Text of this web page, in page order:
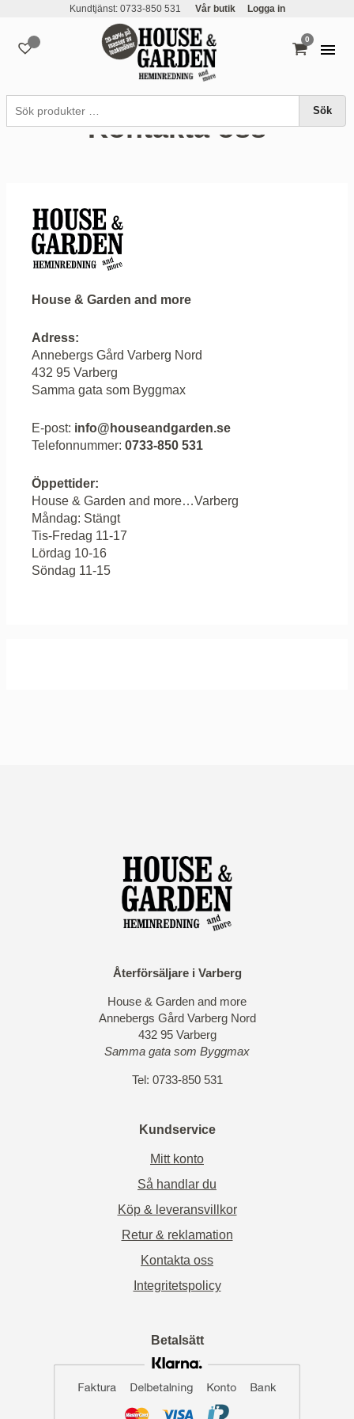
Kundtjänst: 0733-850 531 Vår butik Logga in
Sök
0
varor
Kontakta oss
House & Garden and more
Adress:
Annebergs Gård Varberg Nord
432 95 Varberg
Samma gata som Byggmax
E-post: info@houseandgarden.se
Telefonnummer: 0733-850 531
Öppettider:
House & Garden and more…Varberg
Måndag: Stängt
Tis-Fredag 11-17
Lördag 10-16
Söndag 11-15
Återförsäljare i Varberg
House & Garden and more
Annebergs Gård Varberg Nord
432 95 Varberg
Samma gata som Byggmax
Tel: 0733-850 531
Kundservice
Mitt konto
Så handlar du
Köp & leveransvillkor
Retur & reklamation
Kontakta oss
Integritetspolicy
Betalsätt